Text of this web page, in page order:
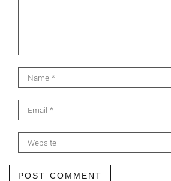
POST COMMENT